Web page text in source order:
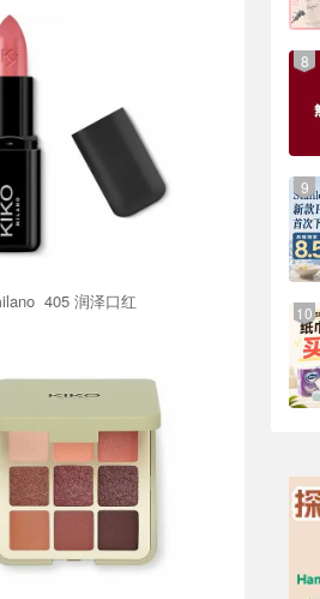
Kiko milano 405 润泽口红